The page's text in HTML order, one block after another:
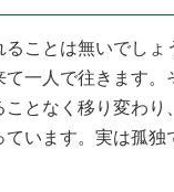
ことは無いでしょ
一人で往きます。
となく移り変わり
います。実は孤独